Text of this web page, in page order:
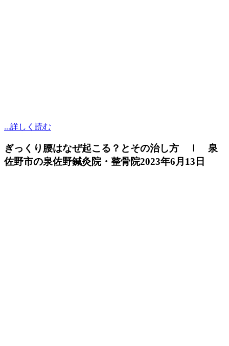
...詳しく読む
ぎっくり腰はなぜ起こる？とその治し方 ｌ 泉
佐野市の泉佐野鍼灸院・整骨院2023年6月13日